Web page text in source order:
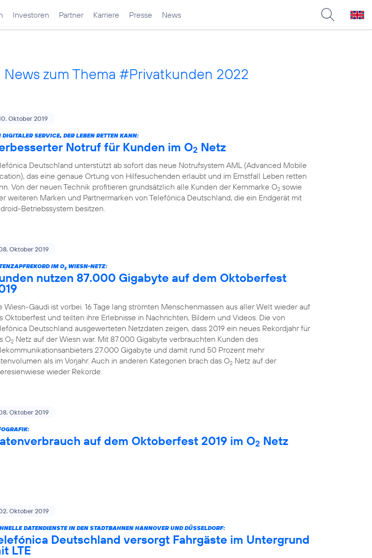
Investoren Partner Karriere Presse News
zum Thema #Privatkunden 2022
Oktober 2019
DIGITALER SERVICE, DER LEBEN RETTEN KANN:
Notruf für Kunden im O2 Netz
Deutschland unterstützt ab sofort das neue Notrufsystem AML (Advanced Mobile
das eine genaue Ortung von Hilfesuchenden erlaubt und im Ernstfall Leben retten
Von der neuen Technik profitieren grundsätzlich alle Kunden der Kernmarke O2 sowie
weiteren Marken und Partnermarken von Telefónica Deutschland, die ein Endgerät mit
Betriebssystem besitzen.
Oktober 2019
IM O2 WIESN-NETZ:
nutzen 87.000 Gigabyte auf dem Oktoberfest
Wiesn-Gaudi ist vorbei. 16 Tage lang strömten Menschenmassen aus aller Welt wieder auf
Oktoberfest und teilten ihre Erlebnisse in Nachrichten, Bildern und Videos. Die von
Deutschland ausgewerteten Netzdaten zeigen, dass 2019 ein neues Rekordjahr für
O2 Netz auf der Wiesn war. Mit 87.000 Gigabyte verbrauchten Kunden des
27.000 Gigabyte und damit rund 50 Prozent mehr
als im Vorjahr. Auch in anderen Kategorien brach das O2 Netz auf der
wieder Rekorde.
Oktober 2019
auf dem Oktoberfest 2019 im O2 Netz
Oktober 2019
DATENDIENSTE IN DEN STADTBAHNEN HANNOVER UND DÜSSELDORF:
Deutschland versorgt Fahrgäste im Untergrund
LTE